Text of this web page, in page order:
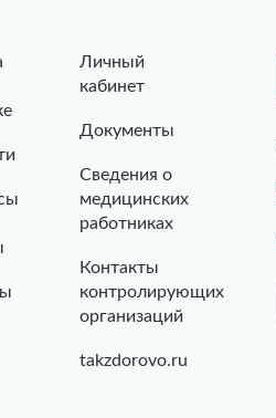
Личный
кабинет
Документы
Сведения о
медицинских
работниках
Контакты
контролирующих
организаций
takzdorovo.ru